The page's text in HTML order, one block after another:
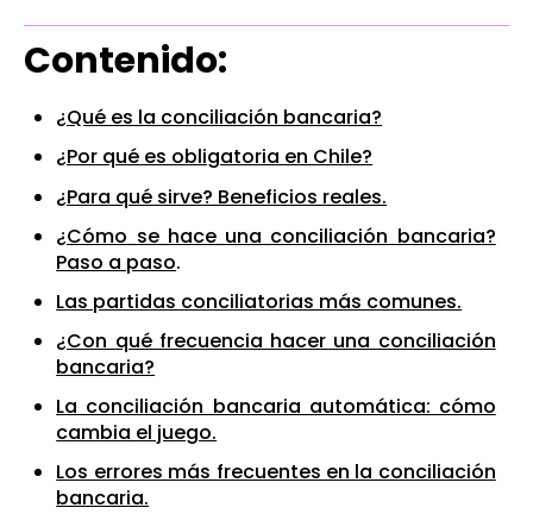
Contenido:
¿Qué es la conciliación bancaria?
¿Por qué es obligatoria en Chile?
¿Para qué sirve? Beneficios reales.
¿Cómo se hace una conciliación bancaria?
Paso a paso.
Las partidas conciliatorias más comunes.
¿Con qué frecuencia hacer una conciliación
bancaria?
La conciliación bancaria automática: cómo
cambia el juego.
Los errores más frecuentes en la conciliación
bancaria.